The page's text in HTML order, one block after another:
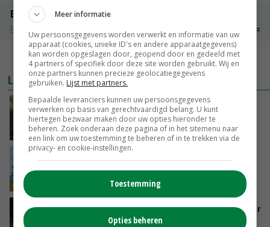
Boeren Gouda 12 kg
Boerenkaas
€ 6,05
MEER MARKTPRIJZEN
LAATSTE NIEUWS
‘Samenwerking A-ware en Amalthea gaat
zorgen voor meer balans’
GISTEREN, 16:01
groot: Nederland in Europese top
GISTEREN, 15:33
Vlaamse varkensstapel krimpt, pluimveesector
groeit door schaalvergroting
Meer informatie
Uw persoonsgegevens worden verwerkt en informatie van uw
apparaat (cookies, unieke ID's en andere apparaatgegevens)
kan worden opgeslagen door, geopend door en gedeeld met
4 partners of specifiek door deze site worden gebruikt. Wij en
onze partners kunnen precieze geolocatiegegevens
gebruiken. Lijst met partners.
Bepaalde leveranciers kunnen uw persoonsgegevens
verwerken op basis van gerechtvaardigd belang. U kunt
hiertegen bezwaar maken door uw opties hieronder te
beheren. Zoek onderaan deze pagina of in het sitemenu naar
een link om uw toestemming te beheren of in te trekken via de
privacy- en cookie-instellingen.
Toestemming
Opties beheren